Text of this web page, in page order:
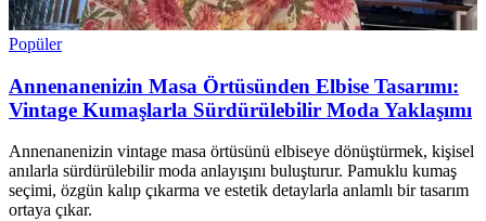
Popüler
Annenanenizin Masa Örtüsünden Elbise Tasarımı:
Vintage Kumaşlarla Sürdürülebilir Moda Yaklaşımı
Annenanenizin vintage masa örtüsünü elbiseye dönüştürmek, kişisel
anılarla sürdürülebilir moda anlayışını buluşturur. Pamuklu kumaş
seçimi, özgün kalıp çıkarma ve estetik detaylarla anlamlı bir tasarım
ortaya çıkar.